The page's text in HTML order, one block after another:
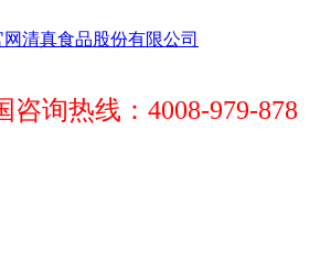
咨询热线：4008-979-878